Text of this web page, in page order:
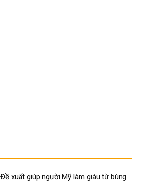
Đề xuất giúp người Mỹ làm giàu từ bùng